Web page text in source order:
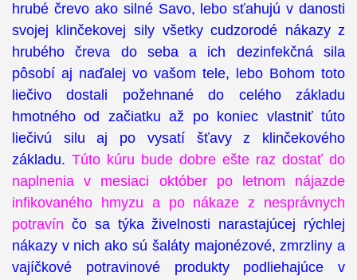
hrubé črevo ako silné Savo, lebo sťahujú v danosti
svojej klinčekovej sily všetky cudzorodé nákazy z
hrubého čreva do seba a ich dezinfekčná sila
pôsobí aj naďalej vo vašom tele, lebo Bohom toto
liečivo dostali požehnané do celého základu
hmotného od začiatku až po koniec vlastniť túto
liečivú silu aj po vysatí šťavy z klinčekového
základu. Túto kúru bude dobre ešte raz dostať do
naplnenia v mesiaci október po letnom nájazde
infikovaného hmyzu a po nákaze z nesprávnych
potravín čo sa týka živelnosti narastajúcej rýchlej
nákazy v nich ako sú šaláty majonézové, zmrzliny a
vajíčkové potravinové produkty podliehajúce v